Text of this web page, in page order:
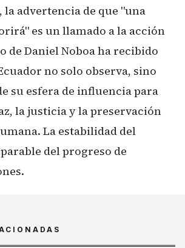
advertencia de que "una
es un llamado a la acción
de Daniel Noboa ha recibido
no solo observa, sino
su esfera de influencia para
la justicia y la preservación
La estabilidad del
del progreso de